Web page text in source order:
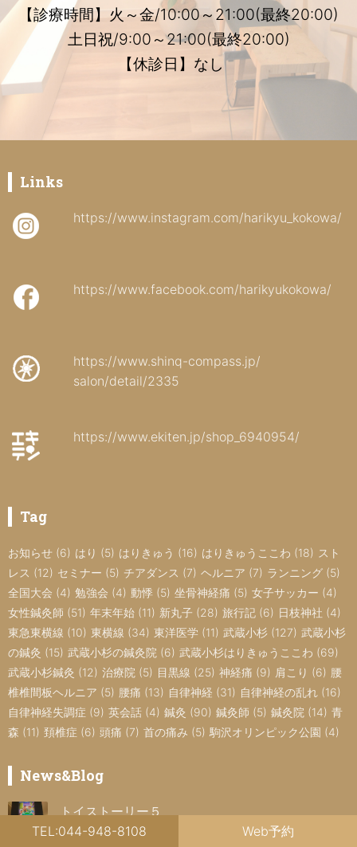
TEL:044-948-8108 Web予約
【診療時間】火～金/10:00～21:00(最終20:00)
土日祝/9:00～21:00(最終20:00)
【休診日】なし
Links
https://www.instagram.com/harikyu_kokowa/
https://www.facebook.com/harikyukokowa/
https://www.shinq-compass.jp/
salon/detail/2335
https://www.ekiten.jp/shop_6940954/
Tag
お知らせ (6) はり (5) はりきゅう (16) はりきゅうここわ (18) スト
レス (12) セミナー (5) チアダンス (7) ヘルニア (7) ランニング (5)
全国大会 (4) 勉強会 (4) 動悸 (5) 坐骨神経痛 (5) 女子サッカー (4)
女性鍼灸師 (51) 年末年始 (11) 新丸子 (28) 旅行記 (6) 日枝神社 (4)
東急東横線 (10) 東横線 (34) 東洋医学 (11) 武蔵小杉 (127) 武蔵小杉
の鍼灸 (15) 武蔵小杉の鍼灸院 (6) 武蔵小杉はりきゅうここわ (69)
武蔵小杉鍼灸 (12) 治療院 (5) 目黒線 (25) 神経痛 (9) 肩こり (6) 腰
椎椎間板ヘルニア (5) 腰痛 (13) 自律神経 (31) 自律神経の乱れ (16)
自律神経失調症 (9) 英会話 (4) 鍼灸 (90) 鍼灸師 (5) 鍼灸院 (14) 青
森 (11) 頚椎症 (6) 頭痛 (7) 首の痛み (5) 駒沢オリンピック公園 (4)
News&Blog
トイストーリー５
2026年8月4日